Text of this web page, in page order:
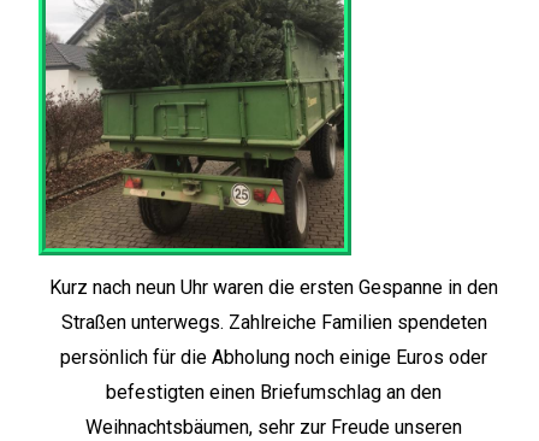
Kurz nach neun Uhr waren die ersten Gespanne in den
Straßen unterwegs. Zahlreiche Familien spendeten
persönlich für die Abholung noch einige Euros oder
befestigten einen Briefumschlag an den
Weihnachtsbäumen, sehr zur Freude unseren